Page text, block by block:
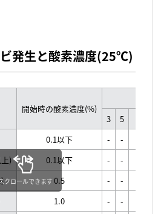
発生と酸素濃度(25℃)
開始時の酸素濃度(%)
3
5
0.1以下 - -
)
0.1以下 - -
0.5 - -
1.0 - -
クロールできます